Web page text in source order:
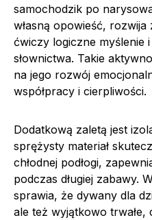
samochodzik po
własną opowieść,
ćwiczy logiczne myślenie
słownictwa. Takie
na jego rozwój
współpracy i cierpliwości.
Dodatkową zaletą jest
sprężysty materiał
chłodnej podłogi,
podczas długiej zabawy.
sprawia, że dywany dla
ale też wyjątkowo